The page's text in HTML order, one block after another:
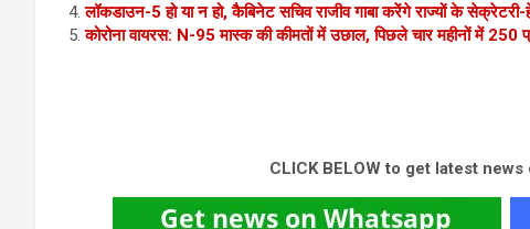
लॉकडाउन-5 हो या न हो, कैबिनेट सचिव राजीव गाबा करेंगे राज्यों के
कोरोना वायरस: N-95 मास्क की कीमतों में उछाल, पिछले चार महीनों में 250
CLICK BELOW to get latest